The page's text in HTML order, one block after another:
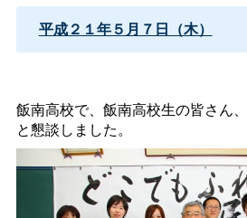
平成２１年５月７日（木）
飯南高校で、飯南高校生の皆さん
と懇談しました。